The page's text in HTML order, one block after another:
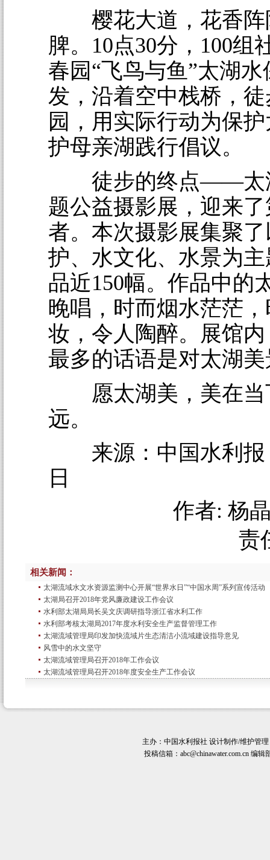
樱花大道，花香阵
脾。10点30分，100组
春园“飞鸟与鱼”太湖
发，沿着空中栈桥，
园，用实际行动为保
护母亲湖践行倡议。
徒步的终点——太
题公益摄影展，迎来
者。本次摄影展集聚
护、水文化、水景为
品近150幅。作品中的
晚唱，时而烟水茫茫
妆，令人陶醉。展馆
最多的话语是对太湖
愿太湖美，美在当
远。
来源：中国水利报
日
作者:杨
责
相关新闻：
太湖流域水文水资源监测中心开展“世界水日”“中国水周”系列宣传活动
太湖局召开2018年党风廉政建设工作会议
水利部太湖局局长吴文庆调研指导浙江省水利工作
水利部考核太湖局2017年度水利安全生产监督管理工作
太湖流域管理局印发加快流域片生态清洁小流域建设指导意见
风雪中的水文坚守
太湖流域管理局召开2018年工作会议
太湖流域管理局召开2018年度安全生产工作会议
主办： 中国水利报社 设计制作/维护管
投稿信箱：abc@chinawater.com.cn 编辑